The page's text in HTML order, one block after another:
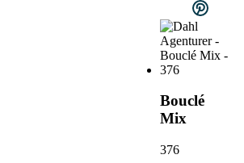
Bouclé
Mix
376